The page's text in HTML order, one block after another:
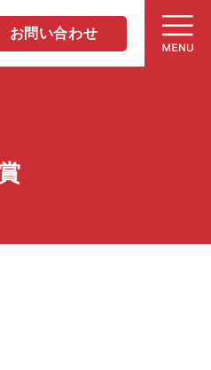
お問い合わせ